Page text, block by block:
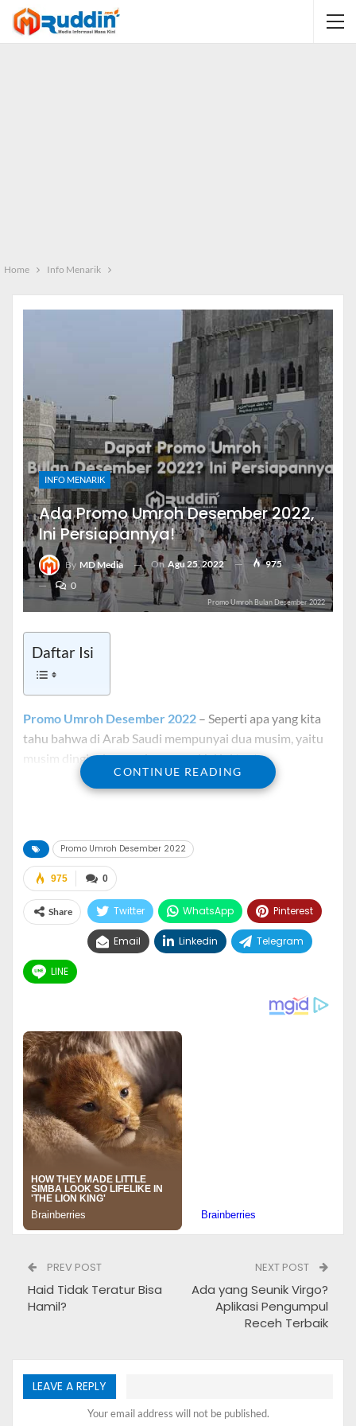
Home Info Menarik
INFO MENARIK
Ada Promo Umroh Desember 2022,
Ini Persiapannya!
By MD Media On Agu 25, 2022
975
0
Promo Umroh Bulan Desember 2022
Daftar Isi
Promo Umroh Desember 2022 – Seperti apa yang kita
tahu bahwa di Arab Saudi mempunyai dua musim, yaitu
musim dingin dan musim panas. Hal ini tentu
berpengaruh pada jemaah yang akan pergi umroh ke
Baitullah, khususnya bagi warna negara Indonesia yang
Pada bulan Desember dan Januari di Arab Saudi sedang
ada pada musim dingin, sedangkan musim panas di Arab
Saudi hampir terjadi disepanjang tahun.
Bagi anda yang mendapatkan promo umroh Desember
2022 atau akan berangkat umroh pada bulan Desember
simak berikut ini ada beberapa persiapannya.
Dapat Promo Umroh
Desember 2022? Ini
Persiapannya!
Promo Umroh Bulan Desember 2022
1. Jaga Tubuh
umroh harus benar-benar terjaga. Lakukan olahraga
secara rutin setiap pagi, cukupi asupan gizi setiap harinya
dan jangan lupa minum air putih yang cukup.
CONTINUE READING
Promo Umroh Desember 2022
0
975
Share Twitter WhatsApp Pinterest
Email Linkedin Telegram
LINE
PREV POST
Haid Tidak Teratur Bisa
Hamil?
NEXT POST
Ada yang Seunik Virgo?
Aplikasi Pengumpul
Receh Terbaik
LEAVE A REPLY
Your email address will not be published.